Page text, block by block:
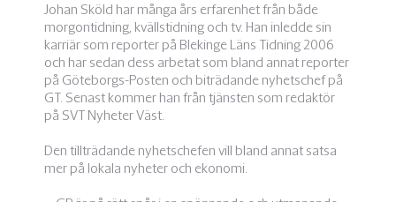
Johan Sköld har många års erfarenhet från både
morgontidning, kvällstidning och tv. Han inledde sin
karriär som reporter på Blekinge Läns Tidning 2006
och har sedan dess arbetat som bland annat reporter
på Göteborgs-Posten och biträdande nyhetschef på
GT. Senast kommer han från tjänsten som redaktör
på SVT Nyheter Väst.
Den tillträdande nyhetschefen vill bland annat satsa
mer på lokala nyheter och ekonomi.